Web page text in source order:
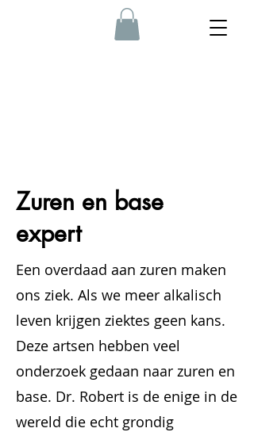
Zuren en base
expert
Een overdaad aan zuren maken
ons ziek. Als we meer alkalisch
leven krijgen ziektes geen kans.
Deze artsen hebben veel
onderzoek gedaan naar zuren en
base. Dr. Robert is de enige in de
wereld die echt grondig